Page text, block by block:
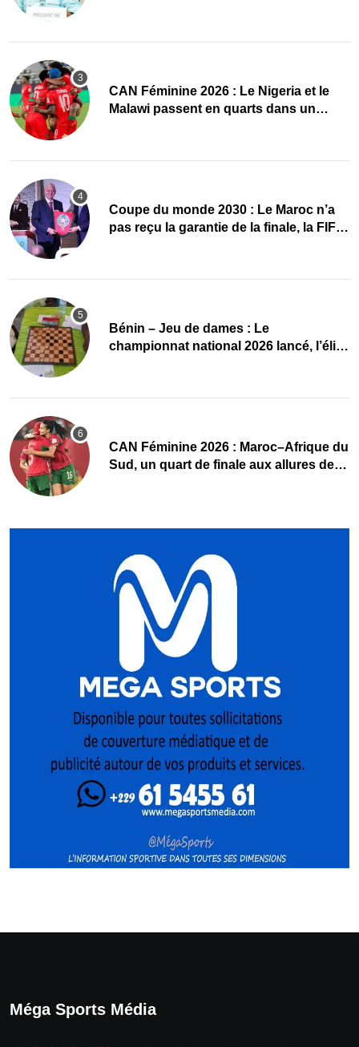
CAN Féminine 2026 : Le Nigeria et le
Malawi passent en quarts dans un
Coupe du monde 2030 : Le Maroc n’a
pas reçu la garantie de la finale, la FIFA
Bénin – Jeu de dames : Le
championnat national 2026 lancé, l’élite
CAN Féminine 2026 : Maroc–Afrique du
Sud, un quart de finale aux allures de
Méga Sports Média